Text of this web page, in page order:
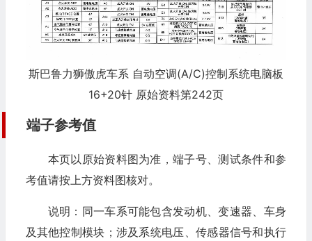
斯巴鲁力狮傲虎车系 自动空调(A/C)控制系统电脑板
16+20针 原始资料第242页
端子参考值
本页以原始资料图为准，端子号、测试条件和参
考值请按上方资料图核对。
说明：同一车系可能包含发动机、变速器、车身
及其他控制模块；涉及系统电压、传感器信号和执行